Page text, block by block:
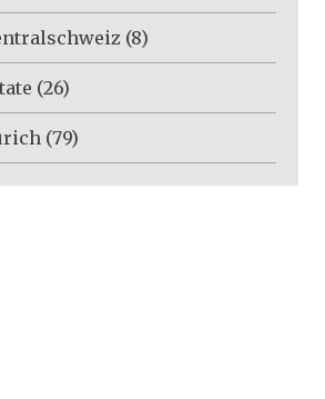
(8)
(26)
(79)